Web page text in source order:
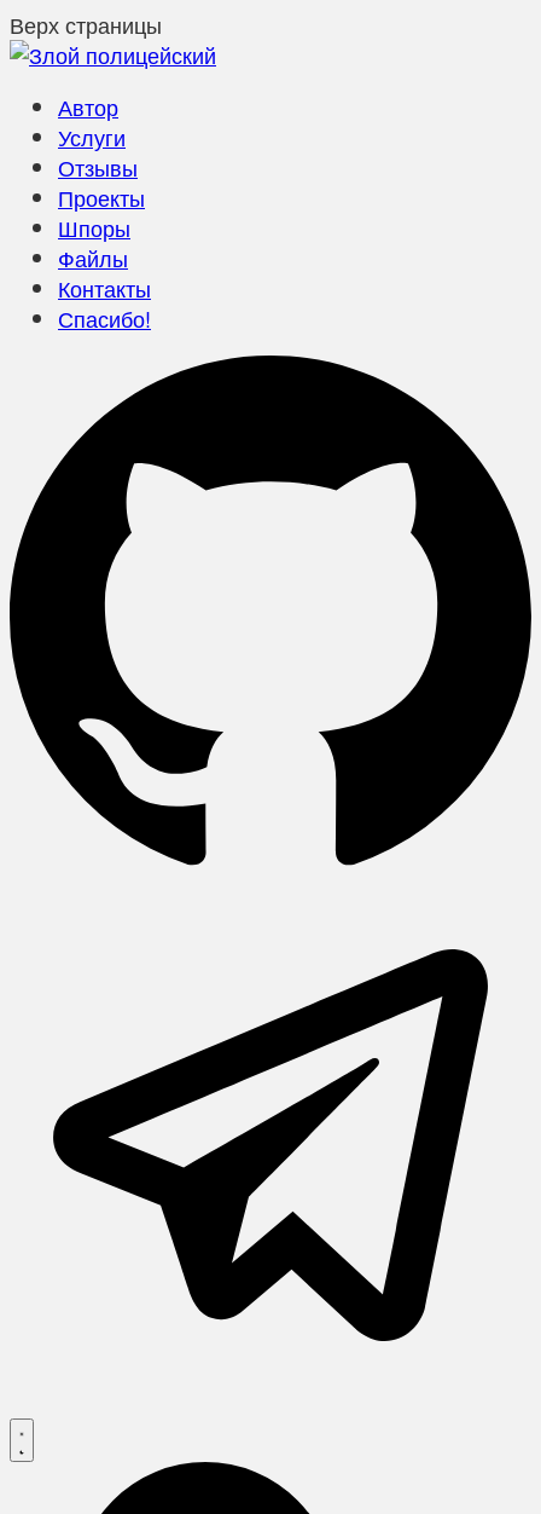
Верх страницы
Автор
Услуги
Отзывы
Проекты
Шпоры
Файлы
Контакты
Спасибо!